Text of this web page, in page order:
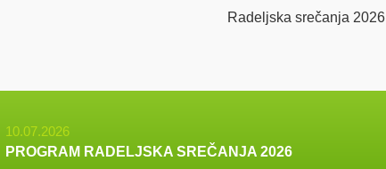
Radeljska srečanja 2026
10.07.2026
PROGRAM RADELJSKA SREČANJA 2026